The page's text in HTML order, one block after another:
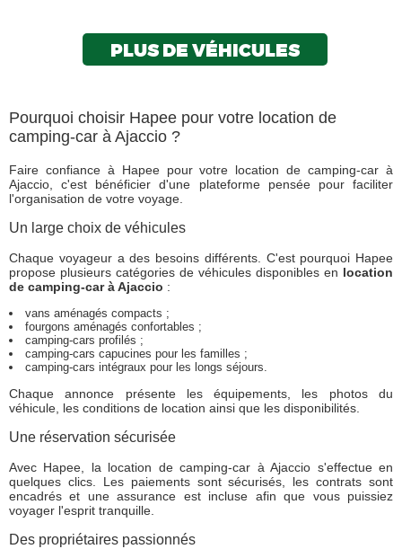
PLUS DE VÉHICULES
Pourquoi choisir Hapee pour votre location de
camping-car à Ajaccio ?
Faire confiance à Hapee pour votre location de camping-car à
Ajaccio, c'est bénéficier d'une plateforme pensée pour faciliter
l'organisation de votre voyage.
Un large choix de véhicules
Chaque voyageur a des besoins différents. C'est pourquoi Hapee
propose plusieurs catégories de véhicules disponibles en location
de camping-car à Ajaccio :
vans aménagés compacts ;
fourgons aménagés confortables ;
camping-cars profilés ;
camping-cars capucines pour les familles ;
camping-cars intégraux pour les longs séjours.
Chaque annonce présente les équipements, les photos du
véhicule, les conditions de location ainsi que les disponibilités.
Une réservation sécurisée
Avec Hapee, la location de camping-car à Ajaccio s'effectue en
quelques clics. Les paiements sont sécurisés, les contrats sont
encadrés et une assurance est incluse afin que vous puissiez
voyager l'esprit tranquille.
Des propriétaires passionnés